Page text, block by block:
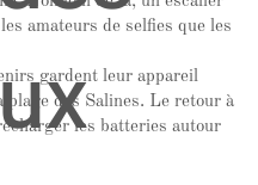
amateurs de selfies que les
gardent leur appareil
plage des Salines. Le retour à
les batteries autour